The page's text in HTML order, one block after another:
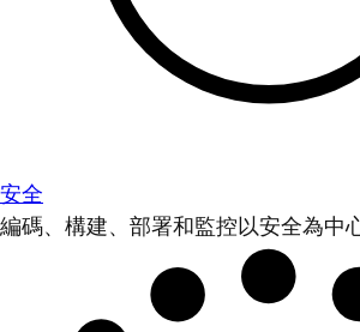
安全
編碼、構建、部署和監控以安全為中